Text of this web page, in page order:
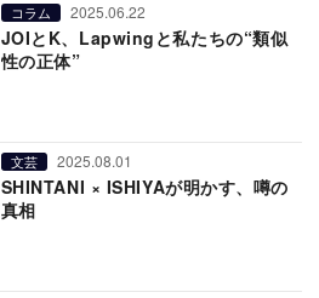
コラム 2025.06.22
JOIとK、Lapwingと私たちの“類似
性の正体”
文芸 2025.08.01
SHINTANI × ISHIYAが明かす、噂の
真相